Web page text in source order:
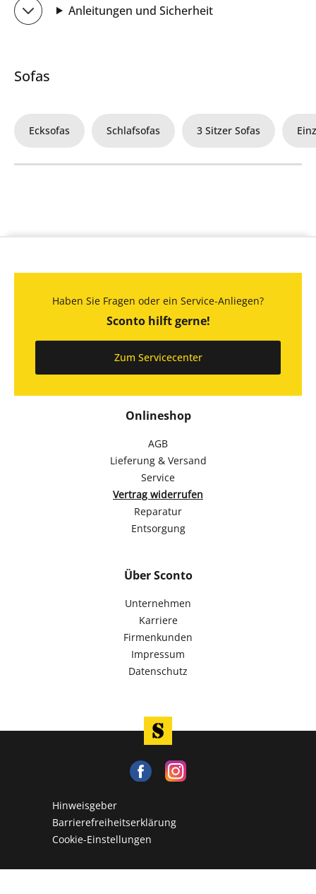
Anleitungen und Sicherheit
Sofas
Ecksofas Schlafsofas 3 Sitzer Sofas
Onlineshop
AGB
Lieferung & Versand
Service
Vertrag widerrufen
Reparatur
Entsorgung
Über Sconto
Unternehmen
Karriere
Firmenkunden
Impressum
Datenschutz
Haben Sie Fragen oder ein Service-Anliegen?
Sconto hilft gerne!
Zum Servicecenter
Hinweisgeber
Barrierefreiheitserklärung
Cookie-Einstellungen